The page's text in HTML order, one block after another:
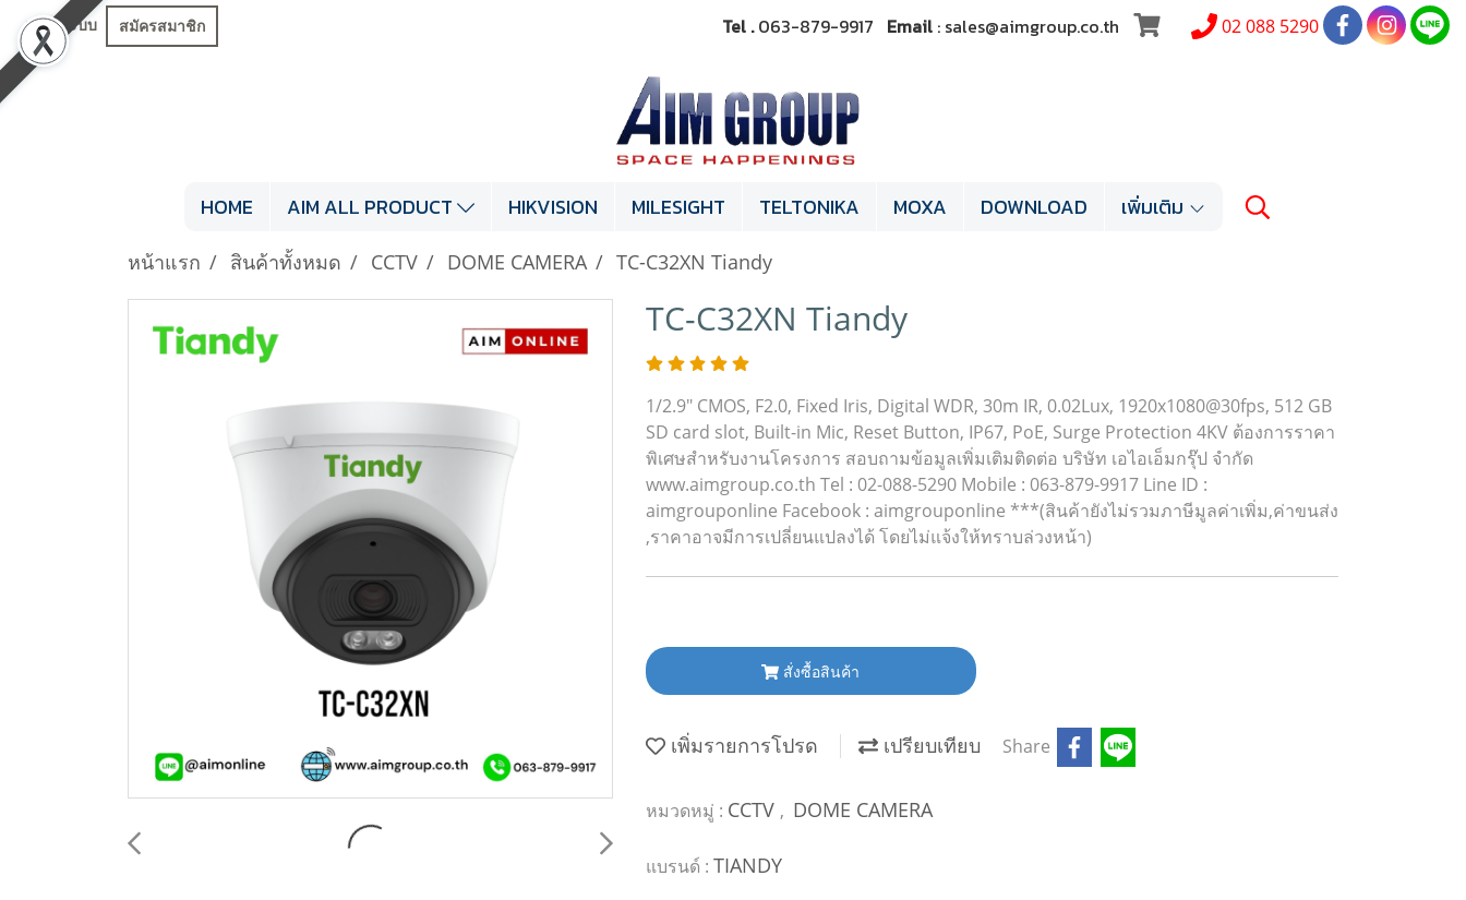
เข้าสู่ระบบ สมัครสมาชิก Tel .063-879-9917 Email : sales@aimgroup.co.th 02 088 5290
HOME AIM ALL PRODUCT HIKVISION MILESIGHT TELTONIKA MOXA DOWNLOAD เพิ่มเติม
หน้าแรก สินค้าทั้งหมด CCTV DOME CAMERA TC-C32XN Tiandy
TC-C32XN Tiandy
1/2.9" CMOS, F2.0, Fixed Iris, Digital WDR, 30m IR, 0.02Lux, 1920x1080@30fps, 512 GB
SD card slot, Built-in Mic, Reset Button, IP67, PoE, Surge Protection 4KV ต้องการราคา
พิเศษสำหรับงานโครงการ สอบถามข้อมูลเพิ่มเติมติดต่อ บริษัท เอไอเอ็มกรุ๊ป จำกัด
www.aimgroup.co.th Tel : 02-088-5290 Mobile : 063-879-9917 Line ID :
aimgrouponline Facebook : aimgrouponline ***(สินค้ายังไม่รวมภาษีมูลค่าเพิ่ม,ค่าขนส่ง
,ราคาอาจมีการเปลี่ยนแปลงได้ โดยไม่แจ้งให้ทราบล่วงหน้า)
สั่งซื้อสินค้า
เพิ่มรายการโปรด เปรียบเทียบ Share
หมวดหมู่ : CCTV , DOME CAMERA
แบรนด์ : TIANDY